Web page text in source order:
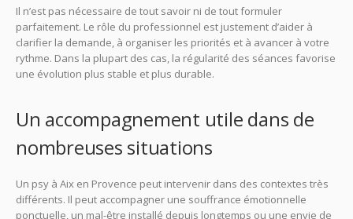
Il n’est pas nécessaire de tout savoir ni de tout formuler
parfaitement. Le rôle du professionnel est justement d’aider à
clarifier la demande, à organiser les priorités et à avancer à votre
rythme. Dans la plupart des cas, la régularité des séances favorise
une évolution plus stable et plus durable.
Un accompagnement utile dans de
nombreuses situations
Un psy à Aix en Provence peut intervenir dans des contextes très
différents. Il peut accompagner une souffrance émotionnelle
ponctuelle, un mal-être installé depuis longtemps ou une envie de